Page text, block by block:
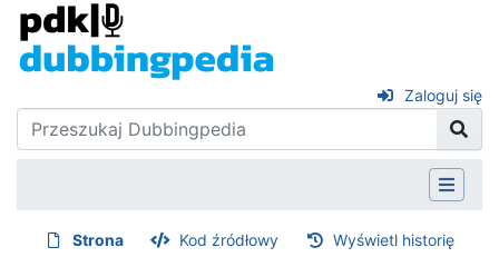
Zaloguj się
Strona Kod źródłowy Wyświetl historię